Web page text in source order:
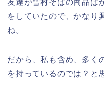
友達が雪村そばの商品は
をしていたので、かなり
ね。
だから、私も含め、多く
を持っているのでは？と